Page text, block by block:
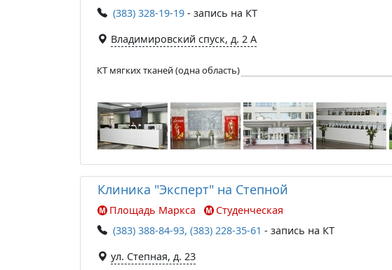
(383) 328-19-19 - запись на КТ
Владимировский спуск, д. 2 А
КТ мягких тканей (одна область)
Клиника "Эксперт" на Степной
Площадь Маркса
Студенческая
(383) 388-84-93, (383) 228-35-61 - запись на КТ
ул. Степная, д. 23